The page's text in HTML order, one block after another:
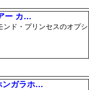
ー カ…
ド・プリンセスのオプシ
ンガラホ…